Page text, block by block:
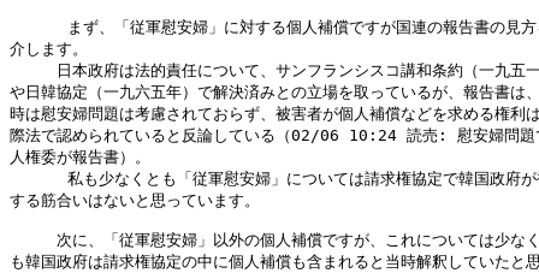
まず、「従軍慰安婦」に対する個人補償ですが国連の報告書の見
介します。
日本政府は法的責任について、サンフランシスコ講和条約（一九五
や日韓協定（一九六五年）で解決済みとの立場を取っているが、報告書は
時は慰安婦問題は考慮されておらず、被害者が個人補償などを求める権利
際法で認められていると反論している（02/06 10:24 読売: 慰安婦問題
人権委が報告書）。
私も少なくとも「従軍慰安婦」については請求権協定で韓国政府
する筋合いはないと思っています。
次に、「従軍慰安婦」以外の個人補償ですが、これについては少な
も韓国政府は請求権協定の中に個人補償も含まれると当時解釈していたと